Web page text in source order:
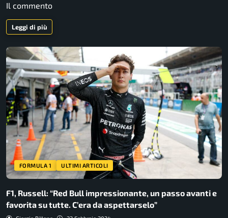
Il commento
Leggi di più
FORMULA 1 ULTIMI ARTICOLI
F1, Russell: “Red Bull impressionante, un passo avanti e
favorita su tutte. C’era da aspettarselo”